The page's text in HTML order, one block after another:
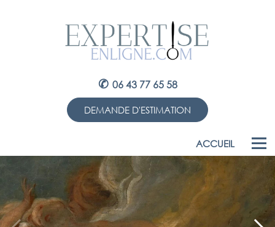
✆ 06 43 77 65 58
DEMANDE D'ESTIMATION
ACCUEIL